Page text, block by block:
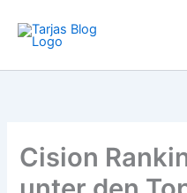
Inhalt
springen
Cision